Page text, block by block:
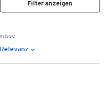
Filter anzeigen
Relevanz